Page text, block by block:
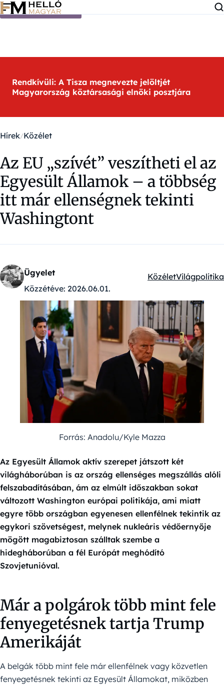
Ugrás a tartalomra
Rendkívüli: A Tisza megnevezte jelöltjét
Magyarország köztársasági elnöki posztjára
Hírek Közélet
Az EU „szívét” veszítheti el az
Egyesült Államok – a többség
itt már ellenségnek tekinti
Washingtont
Ügyelet
Közzétéve: 2026.06.01.
Kategóriák:
KözéletVilágpolitika
Forrás: Anadolu/Kyle Mazza
Az Egyesült Államok aktív szerepet játszott két
világháborúban is az ország ellenséges megszállás alóli
felszabadításában, ám az elmúlt időszakban sokat
változott Washington európai politikája, ami miatt
egyre több országban egyenesen ellenfélnek tekintik az
egykori szövetségest, melynek nukleáris védőernyője
mögött magabiztosan szálltak szembe a
hidegháborúban a fél Európát meghódító
Szovjetunióval.
Már a polgárok több mint fele
fenyegetésnek tartja Trump
Amerikáját
A belgák több mint fele már ellenfélnek vagy közvetlen
fenyegetésnek tekinti az Egyesült Államokat, miközben